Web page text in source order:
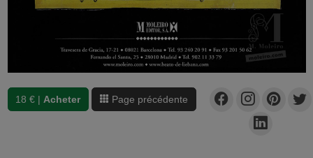
18 € | Acheter Page précédente